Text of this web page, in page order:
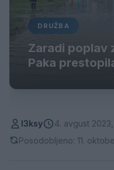
DRUŽBA
Zaradi poplav
Paka
l3ksy
4. avgust 2023,
Posodobljeno: 11.